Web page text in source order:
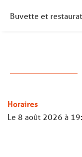
Buvette et
Horaires
Le 8 août 2026 à